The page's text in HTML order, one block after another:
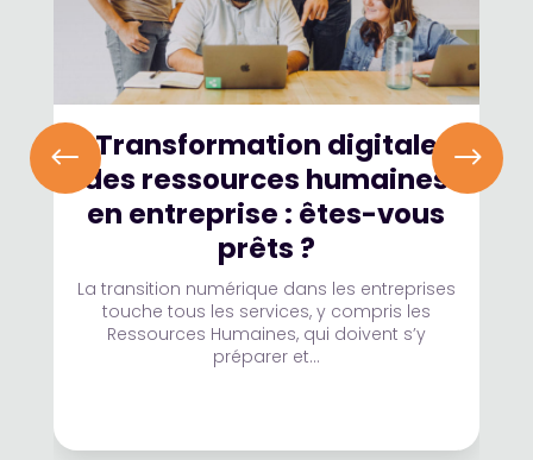
Transformation digitale
des ressources humaines
en entreprise : êtes-vous
prêts ?
La transition numérique dans les entreprises
touche tous les services, y compris les
Ressources Humaines, qui doivent s’y
préparer et...